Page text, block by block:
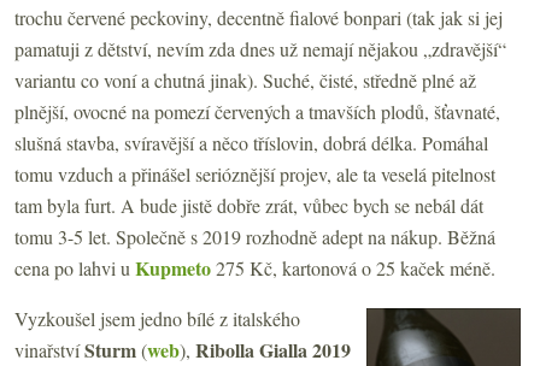
trochu červené peckoviny, decentně fialové bonpari (tak jak si jej
pamatuji z dětství, nevím zda dnes už nemají nějakou „zdravější“
variantu co voní a chutná jinak). Suché, čisté, středně plné až
plnější, ovocné na pomezí červených a tmavších plodů, šťavnaté,
slušná stavba, svíravější a něco tříslovin, dobrá délka. Pomáhal
tomu vzduch a přinášel serióznější projev, ale ta veselá pitelnost
tam byla furt. A bude jistě dobře zrát, vůbec bych se nebál dát
tomu 3-5 let. Společně s 2019 rozhodně adept na nákup. Běžná
cena po lahvi u Kupmeto275 Kč, kartonová o 25 kaček méně.
Vyzkoušel jsem jedno bílé z italského
vinařstvíSturm(web), Ribolla Gialla 2019